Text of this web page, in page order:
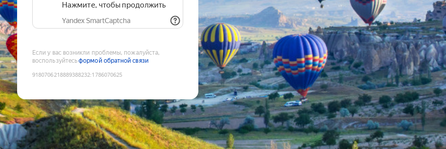
Нажмите, чтобы продолжить
Yandex SmartCaptcha
Если у вас возникли проблемы, пожалуйста,
воспользуйтесьформой обратной связи
9180706218889388232:1786070625